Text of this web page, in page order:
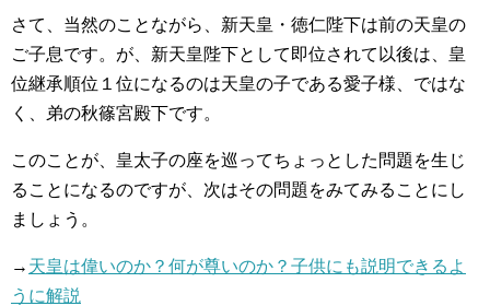
さて、当然のことながら、新天皇・徳仁陛下は前の天皇の
ご子息です。が、新天皇陛下として即位されて以後は、皇
位継承順位１位になるのは天皇の子である愛子様、ではな
く、弟の秋篠宮殿下です。
このことが、皇太子の座を巡ってちょっとした問題を生じ
ることになるのですが、次はその問題をみてみることにし
ましょう。
→ 天皇は偉いのか？何が尊いのか？子供にも説明できるよ
うに解説